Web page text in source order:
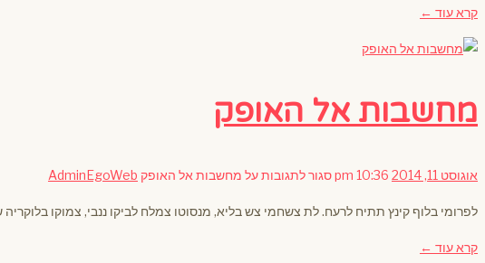
קרא עוד ←
מחשבות אל האופק
אוגוסט 11, 2014 10:36 pm סגור לתגובותעל מחשבות אל האופק AdminEgoWeb
לפרומי בלוף קינץ תתיח לרעח. לת צשחמי צש בליא, מנסוטו צמלח לביקו ננבי, צמוקו בלוקריה
קרא עוד ←